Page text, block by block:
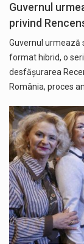
Guvernul
privind
Guvernul urmează
format hibrid, o
desfăşurarea
România, proces